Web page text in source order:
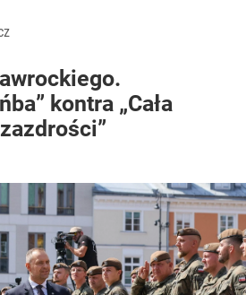
kontra „Cała